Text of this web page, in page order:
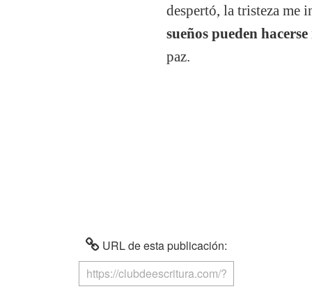
despertó, la tristeza me
sueños pueden
paz.
URL de esta publicación: